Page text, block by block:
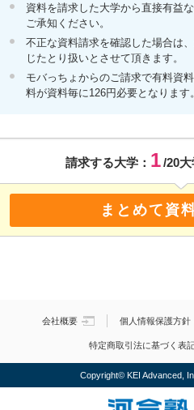
資料を請求した大学から直接有益
ご承知ください。
不正な資料請求を確認した場合は
じたとり扱いとさせて頂きます。
モバっちょからのご請求で有料資
料が資料毎に126円必要となります。
請求する大学： 1 /20大
まとめて資
会社概要 個人情報保護方針
特定商取引法に基づく表
Copyright© KEI Advanced,